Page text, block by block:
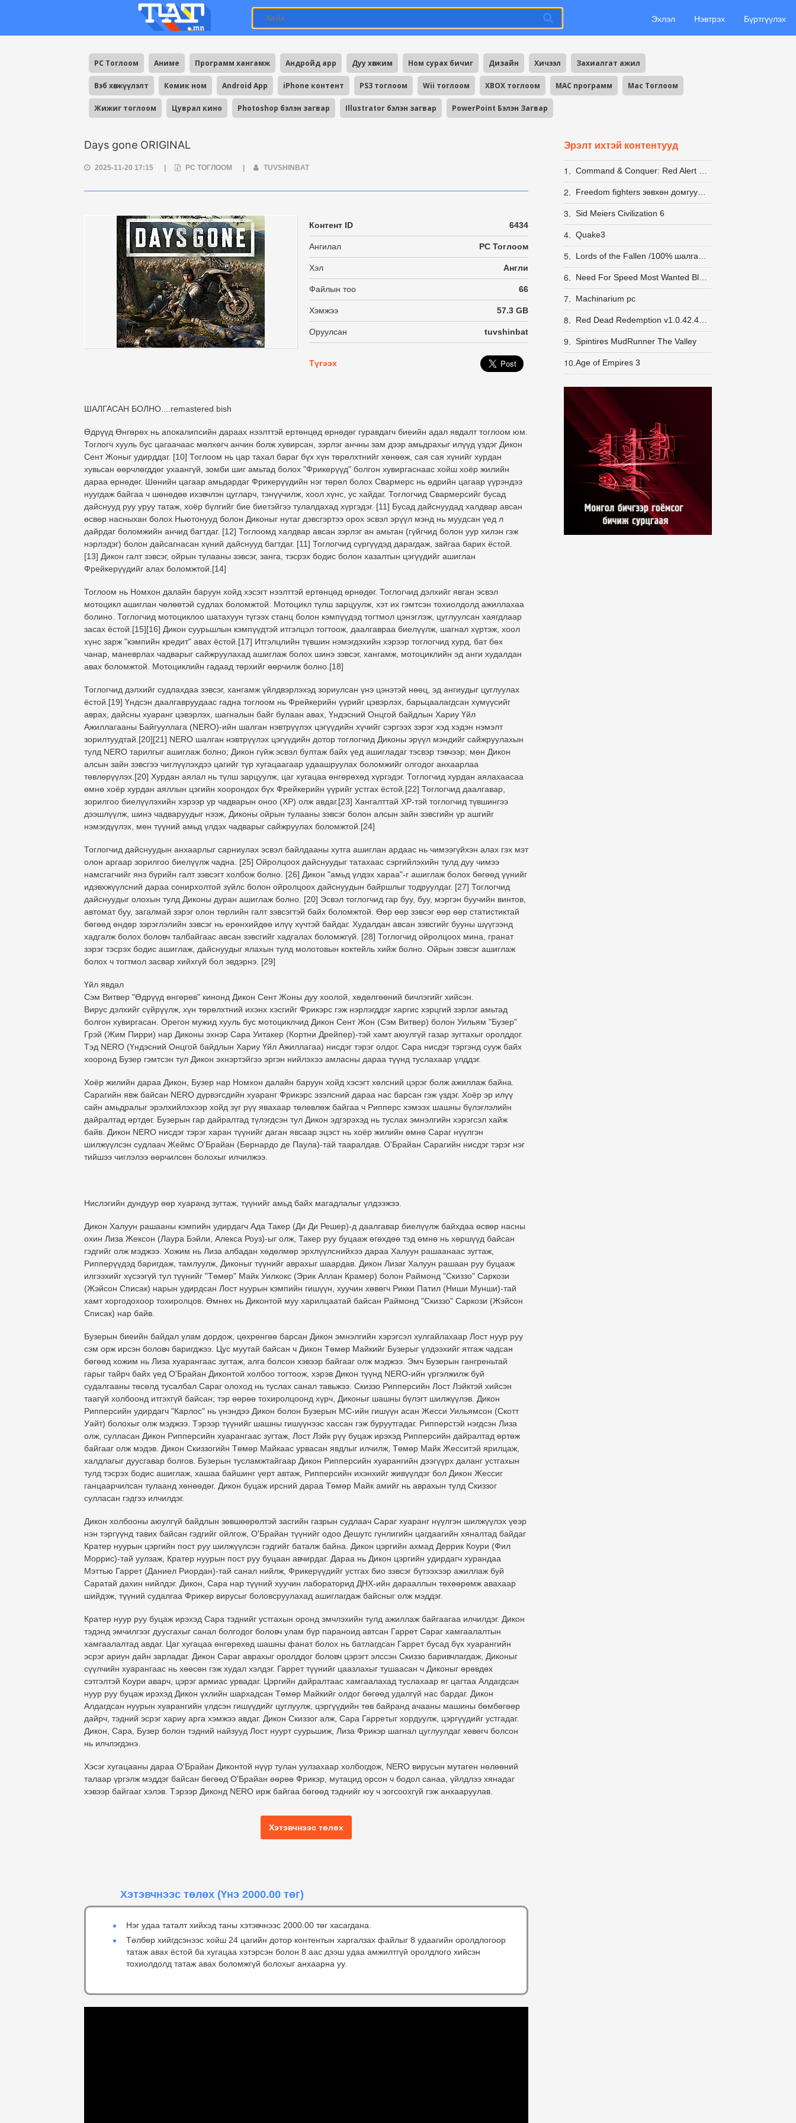
Эхлэл Нэвтрэх Бүртгүүлэх
PC Тоглоом Аниме Программ хангамж Андройд app Дуу хөгжим Ном сурах бичиг Дизайн Хичээл Захиалгат ажил
Вэб хөгжүүлэлт Комик ном Android App iPhone контент PS3 тоглоом Wii тоглоом XBOX тоглоом MAC программ Mac Тоглоом
Жижиг тоглоом Цуврал кино Photoshop бэлэн загвар Illustrator бэлэн загвар PowerPoint Бэлэн Загвар
Days gone ORIGINAL
2025-11-20 17:15 PC ТОГЛООМ TUVSHINBAT
Контент ID 6434
Ангилал PC Тоглоом
Хэл Англи
Файлын тоо 66
Хэмжээ 57.3 GB
Оруулсан tuvshinbat
Түгээх
ШАЛГАСАН БОЛНО....remastered bish
Өдрүүд Өнгөрөх нь апокалипсийн дараах нээлттэй ертөнцөд өрнөдөг гуравдагч биеийн адал явдалт тоглоом юм.
Тоглогч хууль бус цагаачаас мөлхөгч анчин болж хувирсан, зэрлэг анчны зам дээр амьдрахыг илүүд үздэг Дикон
Сент Жоныг удирддаг. [10] Тоглоом нь цар тахал бараг бүх хүн төрөлхтнийг хөнөөж, сая сая хүнийг хурдан
хувьсан өөрчлөгддөг ухаангүй, зомби шиг амьтад болох "Фрикерүүд" болгон хувиргаснаас хойш хоёр жилийн
дараа өрнөдөг. Шөнийн цагаар амьдардаг Фрикерүүдийн нэг төрөл болох Свармерс нь өдрийн цагаар үүрэндээ
нуугдаж байгаа ч шөнөдөө ихэвчлэн цугларч, тэнүүчилж, хоол хүнс, ус хайдаг. Тоглогчид Свармерсийг бусад
дайснууд руу уруу татаж, хоёр бүлгийг бие биетэйгээ тулалдахад хүргэдэг. [11] Бусад дайснуудад халдвар авсан
өсвөр насныхан болох Ньютонууд болон Диконыг нутаг дэвсгэртээ орох эсвэл эрүүл мэнд нь муудсан үед л
дайрдаг боломжийн анчид багтдаг. [12] Тоглоомд халдвар авсан зэрлэг ан амьтан (гүйгчид болон уур хилэн гэж
нэрлэдэг) болон дайсагнасан хүний ​​дайснууд багтдаг. [11] Тоглогчид сүргүүдэд дарагдаж, зайгаа барих ёстой.
[13] Дикон галт зэвсэг, ойрын тулааны зэвсэг, занга, тэсрэх бодис болон хазалтын цэгүүдийг ашиглан
Фрейкерүүдийг алах боломжтой.[14]
Тоглоом нь Номхон далайн баруун хойд хэсэгт нээлттэй ертөнцөд өрнөдөг. Тоглогчид дэлхийг явган эсвэл
мотоцикл ашиглан чөлөөтэй судлах боломжтой. Мотоцикл түлш зарцуулж, хэт их гэмтсэн тохиолдолд ажиллахаа
болино. Тоглогчид мотоциклоо шатахуун түгээх станц болон кэмпүүдэд тогтмол цэнэглэж, цуглуулсан хаягдлаар
засах ёстой.[15][16] Дикон суурьшлын кэмпүүдтэй итгэлцэл тогтоож, даалгавраа биелүүлж, шагнал хүртэж, хоол
хүнс зарж "кэмпийн кредит" авах ёстой.[17] Итгэлцлийн түвшин нэмэгдэхийн хэрээр тоглогчид хурд, бат бөх
чанар, маневрлах чадварыг сайжруулахад ашиглаж болох шинэ зэвсэг, хангамж, мотоциклийн эд анги худалдан
авах боломжтой. Мотоциклийн гадаад төрхийг өөрчилж болно.[18]
Тоглогчид дэлхийг судлахдаа зэвсэг, хангамж үйлдвэрлэхэд зориулсан үнэ цэнэтэй нөөц, эд ангиудыг цуглуулах
ёстой.[19] Үндсэн даалгавруудаас гадна тоглоом нь Фрейкерийн үүрийг цэвэрлэх, барьцаалагдсан хүмүүсийг
аврах, дайсны хуаранг цэвэрлэх, шагналын байг булаан авах, Үндэсний Онцгой байдлын Хариу Үйл
Ажиллагааны Байгууллага (NERO)-ийн шалган нэвтрүүлэх цэгүүдийн хүчийг сэргээх зэрэг хэд хэдэн нэмэлт
зорилтуудтай.[20][21] NERO шалган нэвтрүүлэх цэгүүдийн дотор тоглогчид Диконы эрүүл мэндийг сайжруулахын
тулд NERO тарилгыг ашиглаж болно; Дикон гүйж эсвэл бултаж байх үед ашигладаг тэсвэр тэвчээр; мөн Дикон
алсын зайн зэвсгээ чиглүүлэхдээ цагийг түр хугацаагаар удаашруулах боломжийг олгодог анхаарлаа
төвлөрүүлэх.[20] Хурдан аялал нь түлш зарцуулж, цаг хугацаа өнгөрөхөд хүргэдэг. Тоглогчид хурдан аялахаасаа
өмнө хоёр хурдан аяллын цэгийн хоорондох бүх Фрейкерийн үүрийг устгах ёстой.[22] Тоглогчид даалгавар,
зорилгоо биелүүлэхийн хэрээр ур чадварын оноо (XP) олж авдаг.[23] Хангалттай XP-тэй тоглогчид түвшингээ
дээшлүүлж, шинэ чадваруудыг нээж, Диконы ойрын тулааны зэвсэг болон алсын зайн зэвсгийн үр ашгийг
нэмэгдүүлэх, мөн түүний амьд үлдэх чадварыг сайжруулах боломжтой.[24]
Тоглогчид дайснуудын анхаарлыг сарниулах эсвэл байлдааны хутга ашиглан ардаас нь чимээгүйхэн алах гэх мэт
олон аргаар зорилгоо биелүүлж чадна. [25] Ойролцоох дайснуудыг татахаас сэргийлэхийн тулд дуу чимээ
намсгагчийг янз бүрийн галт зэвсэгт холбож болно. [26] Дикон "амьд үлдэх хараа"-г ашиглаж болох бөгөөд үүнийг
идэвхжүүлсний дараа сонирхолтой зүйлс болон ойролцоох дайснуудын байршлыг тодруулдаг. [27] Тоглогчид
дайснуудыг олохын тулд Диконы дуран ашиглаж болно. [20] Эсвэл тоглогчид гар буу, буу, мэргэн буучийн винтов,
автомат буу, загалмай зэрэг олон төрлийн галт зэвсэгтэй байх боломжтой. Өөр өөр зэвсэг өөр өөр статистиктай
бөгөөд өндөр зэрэглэлийн зэвсэг нь ерөнхийдөө илүү хүчтэй байдаг. Худалдан авсан зэвсгийг бууны шүүгээнд
хадгалж болох боловч талбайгаас авсан зэвсгийг хадгалах боломжгүй. [28] Тоглогчид ойролцоох мина, гранат
зэрэг тэсрэх бодис ашиглаж, дайснуудыг ялахын тулд молотовын коктейль хийж болно. Ойрын зэвсэг ашиглаж
болох ч тогтмол засвар хийхгүй бол эвдэрнэ. [29]
Үйл явдал
Сэм Витвер "Өдрүүд өнгөрөв" кинонд Дикон Сент Жоны дуу хоолой, хөдөлгөөний бичлэгийг хийсэн.
Вирус дэлхийг сүйрүүлж, хүн төрөлхтний ихэнх хэсгийг Фрикэрс гэж нэрлэгддэг харгис хэрцгий зэрлэг амьтад
болгон хувиргасан. Орегон мужид хууль бус мотоциклчид Дикон Сент Жон (Сэм Витвер) болон Уильям "Бузер"
Грэй (Жим Пирри) нар Диконы эхнэр Сара Уитакер (Кортни Дрейпер)-тэй хамт аюулгүй газар зугтахыг оролддог.
Тэд NERO (Үндэсний Онцгой байдлын Хариу Үйл Ажиллагаа) нисдэг тэрэг олдог. Сара нисдэг тэргэнд сууж байх
хооронд Бузер гэмтсэн тул Дикон эхнэртэйгээ эргэн нийлэхээ амласны дараа түүнд туслахаар үлддэг.
Хоёр жилийн дараа Дикон, Бузер нар Номхон далайн баруун хойд хэсэгт хөлсний цэрэг болж ажиллаж байна.
Сарагийн явж байсан NERO дүрвэгсдийн хуаранг Фрикэрс эзэлсний дараа нас барсан гэж үздэг. Хоёр эр илүү
сайн амьдралыг эрэлхийлэхээр хойд зүг рүү явахаар төлөвлөж байгаа ч Рипперс хэмээх шашны бүлэглэлийн
дайралтад өртдөг. Бузерын гар дайралтад түлэгдсэн тул Дикон эдгэрэхэд нь туслах эмнэлгийн хэрэгсэл хайж
байв. Дикон NERO нисдэг тэрэг харан түүнийг даган явсаар эцэст нь хоёр жилийн өмнө Сараг нүүлгэн
шилжүүлсэн судлаач Жеймс О'Брайан (Бернардо де Паула)-тай тааралдав. О'Брайан Сарагийн нисдэг тэрэг нэг
тийшээ чиглэлээ өөрчилсөн болохыг илчилжээ.
Нислэгийн дундуур өөр хуаранд зугтаж, түүнийг амьд байх магадлалыг үлдээжээ.
Дикон Халуун рашааны кэмпийн удирдагч Ада Такер (Ди Ди Решер)-д даалгавар биелүүлж байхдаа өсвөр насны
охин Лиза Жексон (Лаура Бэйли, Алекса Роуз)-ыг олж, Такер руу буцааж өгөхдөө тэд өмнө нь хөршүүд байсан
гэдгийг олж мэджээ. Хожим нь Лиза албадан хөдөлмөр эрхлүүлснийхээ дараа Халуун рашаанаас зугтаж,
Рипперүүдэд баригдаж, тамлуулж, Диконыг түүнийг аврахыг шаардав. Дикон Лизаг Халуун рашаан руу буцааж
илгээхийг хүсээгүй тул түүнийг "Төмөр" Майк Уилкокс (Эрик Аллан Крамер) болон Раймонд "Скиззо" Саркози
(Жэйсон Списак) нарын удирдсан Лост нуурын кэмпийн гишүүн, хуучин хөвөгч Рикки Патил (Ниши Мунши)-тай
хамт хоргодохоор тохиролцов. Өмнөх нь Диконтой муу харилцаатай байсан Раймонд "Скиззо" Саркози (Жэйсон
Списак) нар байв.
Бузерын биеийн байдал улам дордож, цөхрөнгөө барсан Дикон эмнэлгийн хэрэгсэл хулгайлахаар Лост нуур руу
сэм орж ирсэн боловч баригджээ. Цус муутай байсан ч Дикон Төмөр Майкийг Бузерыг үлдээхийг ятгаж чадсан
бөгөөд хожим нь Лиза хуарангаас зугтаж, алга болсон хэвээр байгааг олж мэджээ. Эмч Бузерын гангреньтай
гарыг тайрч байх үед О'Брайан Диконтой холбоо тогтоож, хэрэв Дикон түүнд NERO-ийн үргэлжилж буй
судалгааны төсөлд тусалбал Сараг олоход нь туслах санал тавьжээ. Скиззо Рипперсийн Лост Лэйктэй хийсэн
таагүй холбоонд итгэхгүй байсан; тэр өөрөө тохиролцоонд хүрч, Диконыг шашны бүлэгт шилжүүлэв. Дикон
Рипперсийн удирдагч "Карлос" нь үнэндээ Дикон болон Бузерын MC-ийн гишүүн асан Жесси Уильямсон (Скотт
Уайт) болохыг олж мэджээ. Тэрээр түүнийг шашны гишүүнээс хассан гэж буруутгадаг. Рипперстэй нэгдсэн Лиза
олж, сулласан Дикон Рипперсийн хуарангаас зугтаж, Лост Лэйк рүү буцаж ирэхэд Рипперсийн дайралтад өртөж
байгааг олж мэдэв. Дикон Скиззогийн Төмөр Майкаас урвасан явдлыг илчилж, Төмөр Майк Жесситэй ярилцаж,
халдлагыг дуусгавар болгов. Бузерын тусламжтайгаар Дикон Рипперсийн хуарангийн дээгүүрх даланг устгахын
тулд тэсрэх бодис ашиглаж, хашаа байшинг үерт автаж, Рипперсийн ихэнхийг живүүлдэг бол Дикон Жессиг
ганцаарчилсан тулаанд хөнөөдөг. Дикон буцаж ирсний дараа Төмөр Майк амийг нь аврахын тулд Скиззог
сулласан гэдгээ илчилдэг.
Дикон холбооны аюулгүй байдлын зөвшөөрөлтэй засгийн газрын судлаач Сараг хуаранг нүүлгэн шилжүүлэх үеэр
нэн тэргүүнд тавих байсан гэдгийг ойлгож, О'Брайан түүнийг одоо Дешутс гүнлигийн цагдаагийн хяналтад байдаг
Кратер нуурын цэргийн пост руу шилжүүлсэн гэдгийг баталж байна. Дикон цэргийн ахмад Деррик Коури (Фил
Моррис)-тай уулзаж, Кратер нуурын пост руу буцаан авчирдаг. Дараа нь Дикон цэргийн удирдагч хурандаа
Мэттью Гаррет (Даниел Риордан)-тай санал нийлж, Фрикерүүдийг устгах био зэвсэг бүтээхээр ажиллаж буй
Саратай дахин нийлдэг. Дикон, Сара нар түүний хуучин лабораторид ДНХ-ийн дарааллын төхөөрөмж авахаар
шийдэж, түүний судалгаа Фрикер вирусыг боловсруулахад ашиглагдаж байсныг олж мэддэг.
Кратер нуур руу буцаж ирэхэд Сара тэднийг устгахын оронд эмчлэхийн тулд ажиллаж байгаагаа илчилдэг. Дикон
тэдэнд эмчилгээг дуусгахыг санал болгодог боловч улам бүр параноид автсан Гаррет Сараг хамгаалалтын
хамгаалалтад авдаг. Цаг хугацаа өнгөрөхөд шашны фанат болох нь батлагдсан Гаррет бусад бүх хуарангийн
эсрэг ариун дайн зарладаг. Дикон Сараг аврахыг оролддог боловч цэрэгт элссэн Скиззо баривчлагдаж, Диконыг
сүүлчийн хуарангаас нь хөөсөн гэж худал хэлдэг. Гаррет түүнийг цаазлахыг тушаасан ч Диконыг өрөвдөх
сэтгэлтэй Коури аварч, цэрэг армиас урвадаг. Цэргийн дайралтаас хамгаалахад туслахаар яг цагтаа Алдагдсан
нуур руу буцаж ирэхэд Дикон үхлийн шархадсан Төмөр Майкийг олдог бөгөөд удалгүй нас бардаг. Дикон
Алдагдсан нуурын хуарангийн үлдсэн гишүүдийг цуглуулж, цэргүүдийн төв байранд ачааны машины бөмбөгөөр
дайрч, тэдний эсрэг хариу арга хэмжээ авдаг. Дикон Скиззог алж, Сара Гарретыг хордуулж, цэргүүдийг устгадаг.
Дикон, Сара, Бузер болон тэдний найзууд Лост нуурт суурьшиж, Лиза Фрикэр шагнал цуглуулдаг хөвөгч болсон
нь илчлэгдэнэ.
Хэсэг хугацааны дараа О'Брайан Диконтой нүүр тулан уулзахаар холбогдож, NERO вирусын мутаген нөлөөний
талаар үргэлж мэддэг байсан бөгөөд О'Брайан өөрөө Фрикэр, мутацид орсон ч бодол санаа, үйлдлээ хянадаг
хэвээр байгааг хэлэв. Тэрээр Диконд NERO ирж байгаа бөгөөд тэднийг юу ч зогсоохгүй гэж анхааруулав.
Хэтэвчнээс төлөх
Хэтэвчнээс төлөх (Үнэ 2000.00 төг)
Нэг удаа таталт хийхэд таны хэтэвчнээс 2000.00 төг хасагдана.
Төлбөр хийгдсэнээс хойш 24 цагийн дотор контентын харгалзах файлыг 8 удаагийн оролдлогоор
татаж авах ёстой ба хугацаа хэтэрсэн болон 8 аас дээш удаа амжилтгүй оролдлого хийсэн
тохиолдолд татаж авах боломжгүй болохыг анхаарна уу.
Эрэлт ихтэй контентууд
1.
2.
3. Sid Meiers Civilization 6
4. Quake3
5.
6.
7. Machinarium pc
8.
9. Spintires MudRunner The Valley
10.Age of Empires 3